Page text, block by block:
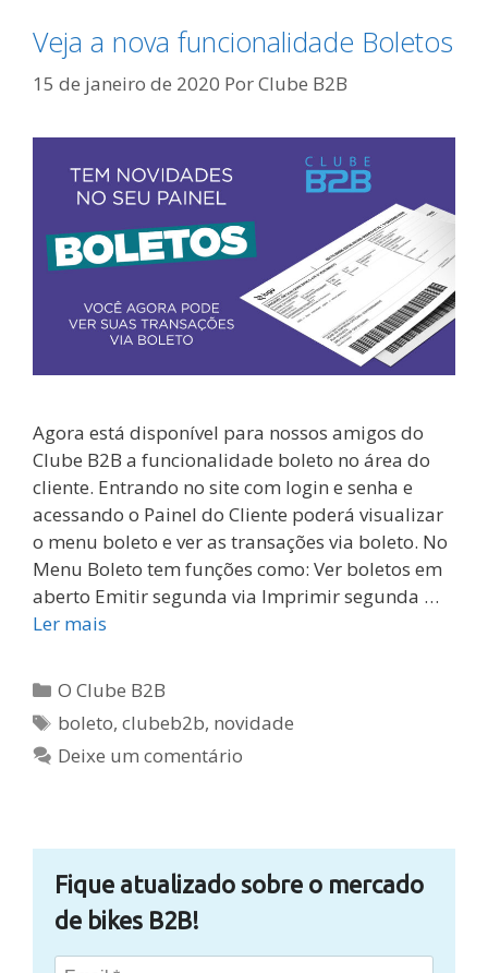
Veja a nova funcionalidade Boletos
15 de janeiro de 2020 PorClube B2B
Agora está disponível para nossos amigos do
Clube B2B a funcionalidade boleto no área do
cliente. Entrando no site com login e senha e
acessando o Painel do Cliente poderá visualizar
o menu boleto e ver as transações via boleto. No
Menu Boleto tem funções como: Ver boletos em
aberto Emitir segunda via Imprimir segunda …
Ler mais
Categorias
O Clube B2B
Tags
boleto,clubeb2b, novidade
Deixe um comentário
Fique atualizado sobre o mercado
de bikes B2B!